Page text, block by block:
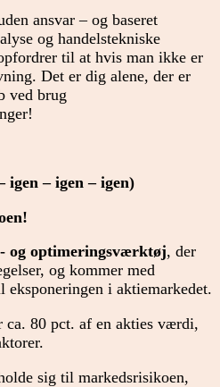
ansvar – og baseret
og handelstekniske
til at hvis man ikke er
Det er dig alene, der er
ved brug
igen – igen – igen)
og optimeringsværktøj, der
og kommer med
i aktiemarkedet.
80 pct. af en akties værdi,
sig til markedsrisikoen,